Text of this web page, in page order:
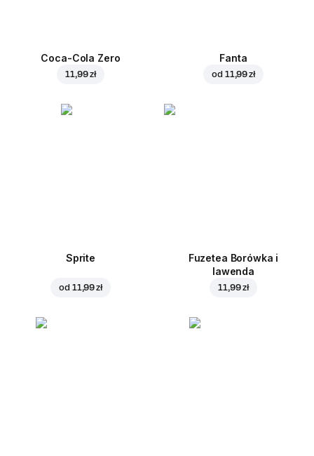
Coca-Cola Zero
11,99 zł
Fanta
od 11,99 zł
Sprite
od 11,99 zł
Fuzetea Borówka i
lawenda
11,99 zł